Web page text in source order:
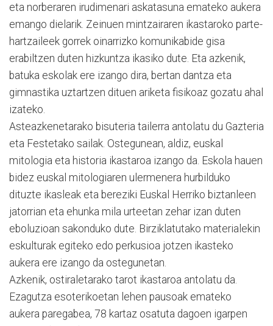
eta norberaren irudimenari askatasuna emateko aukera
emango dielarik. Zeinuen mintzairaren ikastaroko parte-
hartzaileek gorrek oinarrizko komunikabide gisa
erabiltzen duten hizkuntza ikasiko dute. Eta azkenik,
batuka eskolak ere izango dira, bertan dantza eta
gimnastika uztartzen dituen ariketa fisikoaz gozatu ahal
izateko.
Asteazkenetarako bisuteria tailerra antolatu du Gazteria
eta Festetako sailak. Ostegunean, aldiz, euskal
mitologia eta historia ikastaroa izango da. Eskola hauen
bidez euskal mitologiaren ulermenera hurbilduko
dituzte ikasleak eta bereziki Euskal Herriko biztanleen
jatorrian eta ehunka mila urteetan zehar izan duten
eboluzioan sakonduko dute. Birziklatutako materialekin
eskulturak egiteko edo perkusioa jotzen ikasteko
aukera ere izango da ostegunetan.
Azkenik, ostiraletarako tarot ikastaroa antolatu da.
Ezagutza esoterikoetan lehen pausoak emateko
aukera paregabea, 78 kartaz osatuta dagoen igarpen